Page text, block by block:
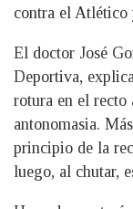
contra el Atlético
El doctor José
Deportiva,
rotura en el
antonomasia.
principio de la
luego, al chutar,